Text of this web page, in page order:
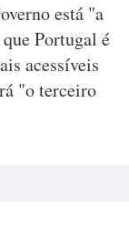
está "a
Portugal é
acessíveis
"o terceiro